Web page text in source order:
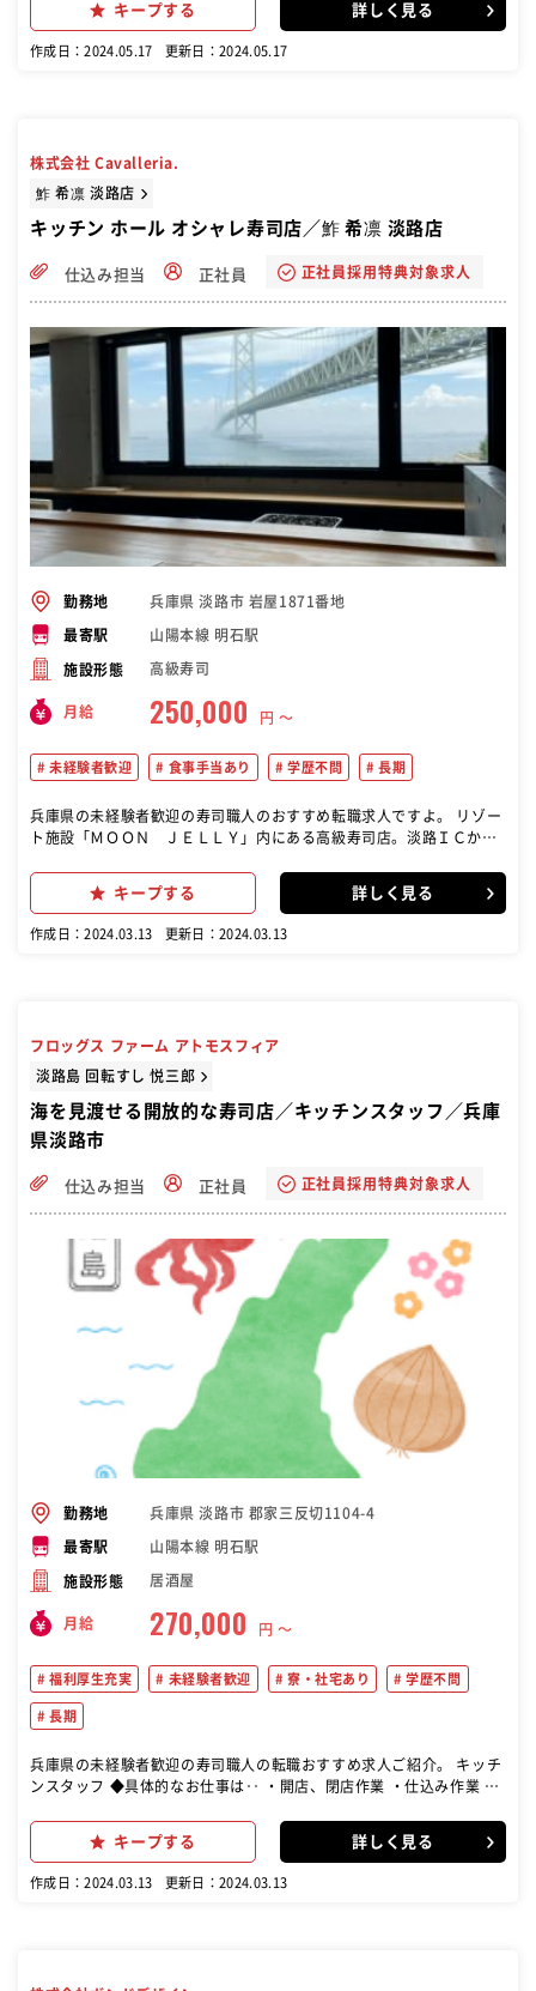
キープする 詳しく見る
作成日：2024.05.17 更新日：2024.05.17
株式会社 Cavalleria.
鮓 希凛 淡路店
キッチン ホール オシャレ寿司店／鮓 希凛 淡路店
仕込み担当 正社員 正社員採用特典対象求人
勤務地 兵庫県 淡路市 岩屋1871番地
最寄駅 山陽本線 明石駅
施設形態 高級寿司
月給 250,000 円 〜
未経験者歓迎 食事手当あり 学歴不問 長期
兵庫県の未経験者歓迎の寿司職人のおすすめ転職求人ですよ。 リゾー
ト施設「ＭＯＯＮ ＪＥＬＬＹ」内にある高級寿司店。淡路ＩＣから
タッフ(社員)、ホールスタッフ(アルバイト)の募集♪ 終電迄の勤務時
間なども相談のります。
キープする 詳しく見る
作成日：2024.03.13 更新日：2024.03.13
フロッグス ファーム アトモスフィア
淡路島 回転すし 悦三郎
海を見渡せる開放的な寿司店／キッチンスタッフ／兵庫
県淡路市
仕込み担当 正社員 正社員採用特典対象求人
勤務地 兵庫県 淡路市 郡家三反切1104-4
最寄駅 山陽本線 明石駅
施設形態 居酒屋
月給 270,000 円 〜
福利厚生充実 未経験者歓迎 寮・社宅あり 学歴不問
長期
兵庫県の未経験者歓迎の寿司職人の転職おすすめ求人ご紹介。 キッチ
ンスタッフ ◆具体的なお仕事は‥ ・開店、閉店作業 ・仕込み作業 ・
なししてください♪
キープする 詳しく見る
作成日：2024.03.13 更新日：2024.03.13